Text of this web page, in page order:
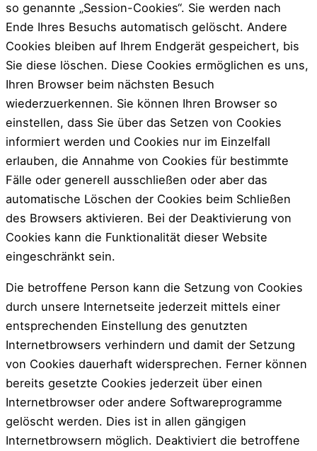
so genannte „Session-Cookies“. Sie werden nach
Ende Ihres Besuchs automatisch gelöscht. Andere
Cookies bleiben auf Ihrem Endgerät gespeichert, bis
Sie diese löschen. Diese Cookies ermöglichen es uns,
Ihren Browser beim nächsten Besuch
wiederzuerkennen. Sie können Ihren Browser so
einstellen, dass Sie über das Setzen von Cookies
informiert werden und Cookies nur im Einzelfall
erlauben, die Annahme von Cookies für bestimmte
Fälle oder generell ausschließen oder aber das
automatische Löschen der Cookies beim Schließen
des Browsers aktivieren. Bei der Deaktivierung von
Cookies kann die Funktionalität dieser Website
eingeschränkt sein.
Die betroffene Person kann die Setzung von Cookies
durch unsere Internetseite jederzeit mittels einer
entsprechenden Einstellung des genutzten
Internetbrowsers verhindern und damit der Setzung
von Cookies dauerhaft widersprechen. Ferner können
bereits gesetzte Cookies jederzeit über einen
Internetbrowser oder andere Softwareprogramme
gelöscht werden. Dies ist in allen gängigen
Internetbrowsern möglich. Deaktiviert die betroffene